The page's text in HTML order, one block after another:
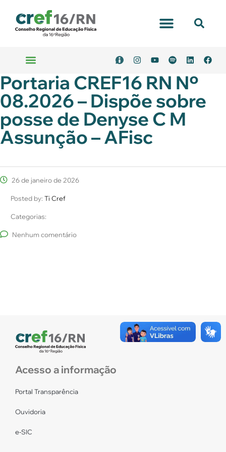
Portaria CREF16 RN Nº
08.2026 – Dispõe sobre
posse de Denyse C M
Assunção – AFisc
26 de janeiro de 2026
Posted by: Ti Cref
Categorias:
Nenhum comentário
Acesso a informação
Portal Transparência
Ouvidoria
e-SIC